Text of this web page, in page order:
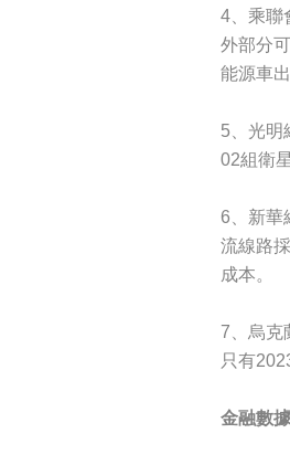
4、乘聯
外部分
能源車
5、光明
02組衛
6、新華
流線路
成本。
7、烏克
只有
金融數據